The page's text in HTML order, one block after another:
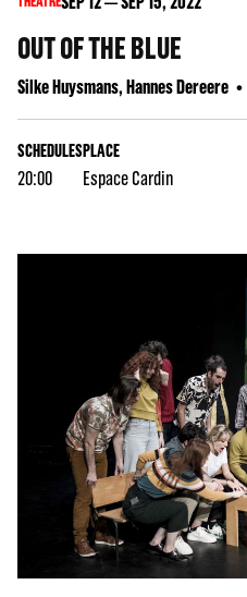
OUT OF THE BLUE
Silke Huysmans, Hannes Dereere
SCHEDULES
20:00
PLACE
Espace Cardin